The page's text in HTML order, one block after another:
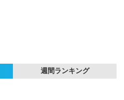
週間ランキング